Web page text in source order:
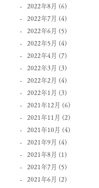
2022年8月 (6)
2022年7月 (4)
2022年6月 (5)
2022年5月 (4)
2022年4月 (7)
2022年3月 (3)
2022年2月 (4)
2022年1月 (3)
2021年12月 (6)
2021年11月 (2)
2021年10月 (4)
2021年9月 (4)
2021年8月 (1)
2021年7月 (5)
2021年6月 (2)